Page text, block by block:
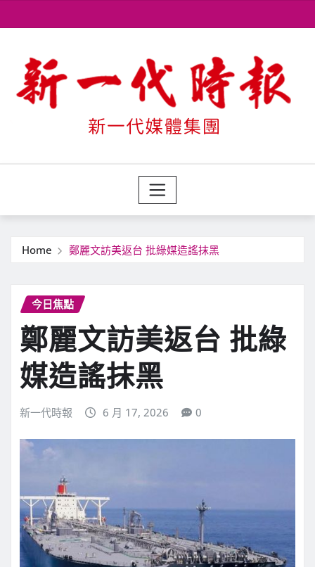
to
Home 鄭麗文訪美返台 批綠媒造謠抹黑
今日焦點
鄭麗文訪美返台 批綠
媒造謠抹黑
新一代時報 6 月 17, 2026 0